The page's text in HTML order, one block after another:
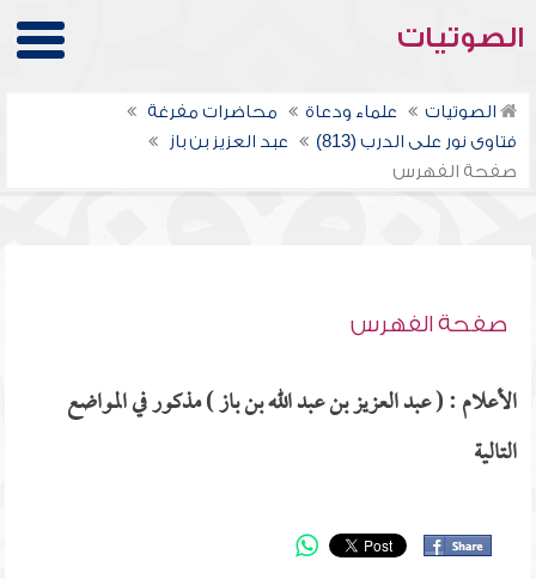
الصوتيات
الصوتيات علماء ودعاة
محاضرات مفرغة
فتاوى نور على الدرب (813)
عبد العزيز بن باز
صفحة الفهرس
صفحة الفهرس
الأعلام : ( عبد العزيز بن عبد الله بن باز ) مذكور في المواضع
التالية